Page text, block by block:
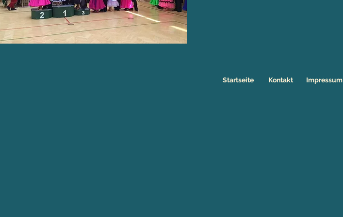
Startseite Kontakt Impressum